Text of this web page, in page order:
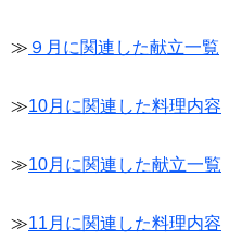
≫ ９月に関連した献立一覧
≫10月に関連した料理内容
≫10月に関連した献立一覧
≫11月に関連した料理内容